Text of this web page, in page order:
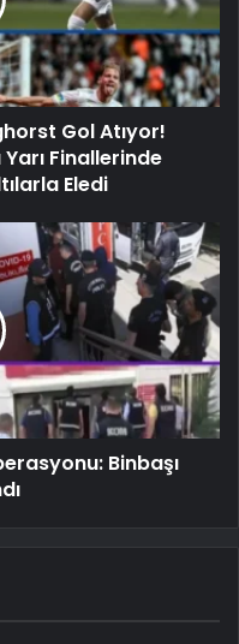
Gol Atıyor!
Finallerinde
Eledi
Binbaşı